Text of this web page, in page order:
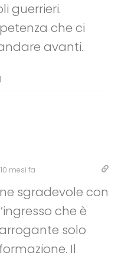
guerrieri.
che ci
avanti.
10 mesi fa
sgradevole con
che è
solo
Il